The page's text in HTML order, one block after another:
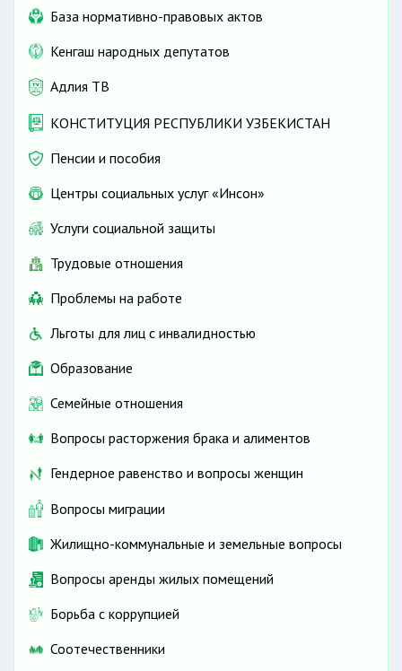
База нормативно-правовых актов
Кенгаш народных депутатов
Адлия ТВ
КОНСТИТУЦИЯ РЕСПУБЛИКИ УЗБЕКИСТАН
Пенсии и пособия
Центры социальных услуг «Инсон»
Услуги социальной защиты
Трудовые отношения
Проблемы на работе
Льготы для лиц с инвалидностью
Образование
Семейные отношения
Вопросы расторжения брака и алиментов
Гендерное равенство и вопросы женщин
Вопросы миграции
Жилищно-коммунальные и земельные вопросы
Вопросы аренды жилых помещений
Борьба с коррупцией
Соотечественники